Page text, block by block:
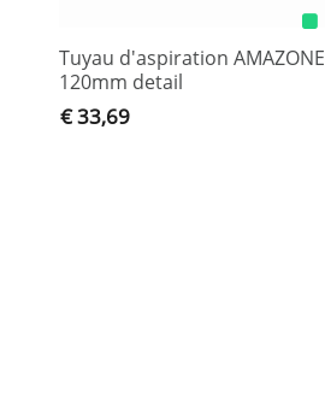
Tuyau d'aspiration AMAZONE
120mm detail
€ 33,69